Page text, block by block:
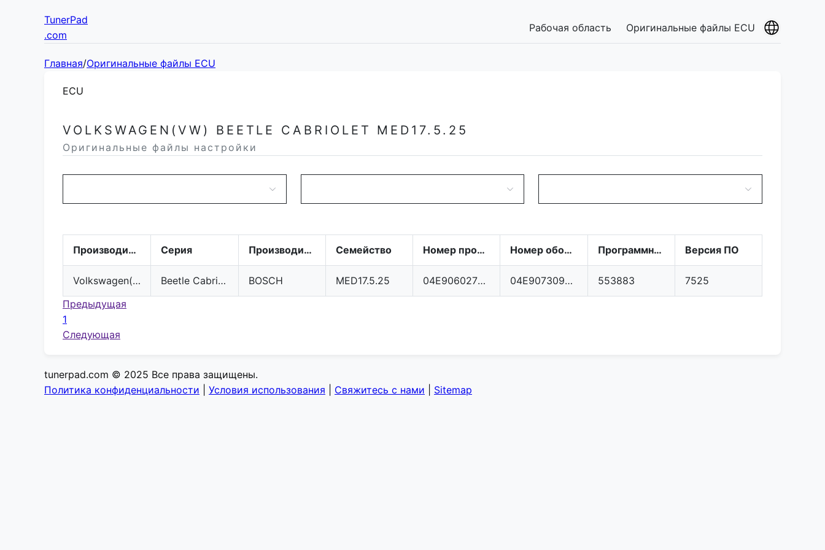
TunerPad
.com
Рабочая область Оригинальные файлы ECU
Главная/Оригинальные файлы ECU
ECU
VOLKSWAGEN(VW) BEETLE CABRIOLET MED17.5.25
Оригинальные файлы настройки
Производитель Серия Производитель Семейство Номер производства Номер оборудования Программное обеспечение Версия ПО
Volkswagen(VW) Beetle Cabriolet BOSCH MED17.5.25 04E906027DG 04E907309AG 553883
7525
Предыдущая
1
Следующая
tunerpad.com © 2025 Все права защищены.
Политика конфиденциальности
Условия использования Свяжитесь с нами Sitemap